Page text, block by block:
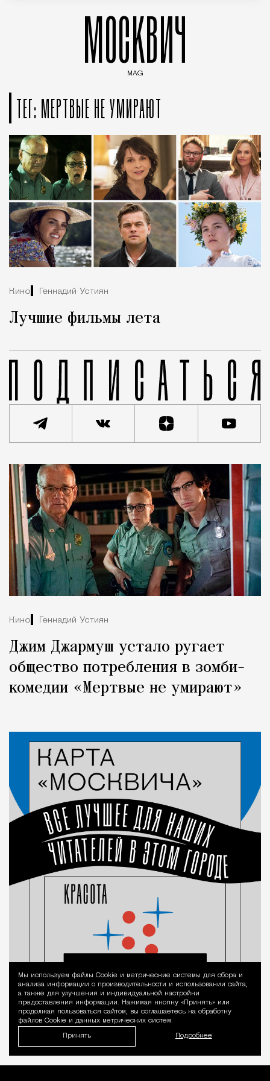
МОСКВИЧ
MAG
ТЕГ: МЕРТВЫЕ НЕ УМИРАЮТ
Кино Геннадий Устиян
Лучшие фильмы лета
Кино Геннадий Устиян
Джим Джармуш устало ругает
общество потребления в зомби-
комедии «Мертвые не умирают»
Уведомление
Мы используем файлы Сookie и метрические системы для сбора и
анализа информации о производительности и использовании сайта,
а также для улучшения и индивидуальной настройки
предоставления информации. Нажимая кнопку «Принять» или
продолжая пользоваться сайтом, вы соглашаетесь на обработку
файлов Cookie и данных метрических систем.
Принять Подробнее